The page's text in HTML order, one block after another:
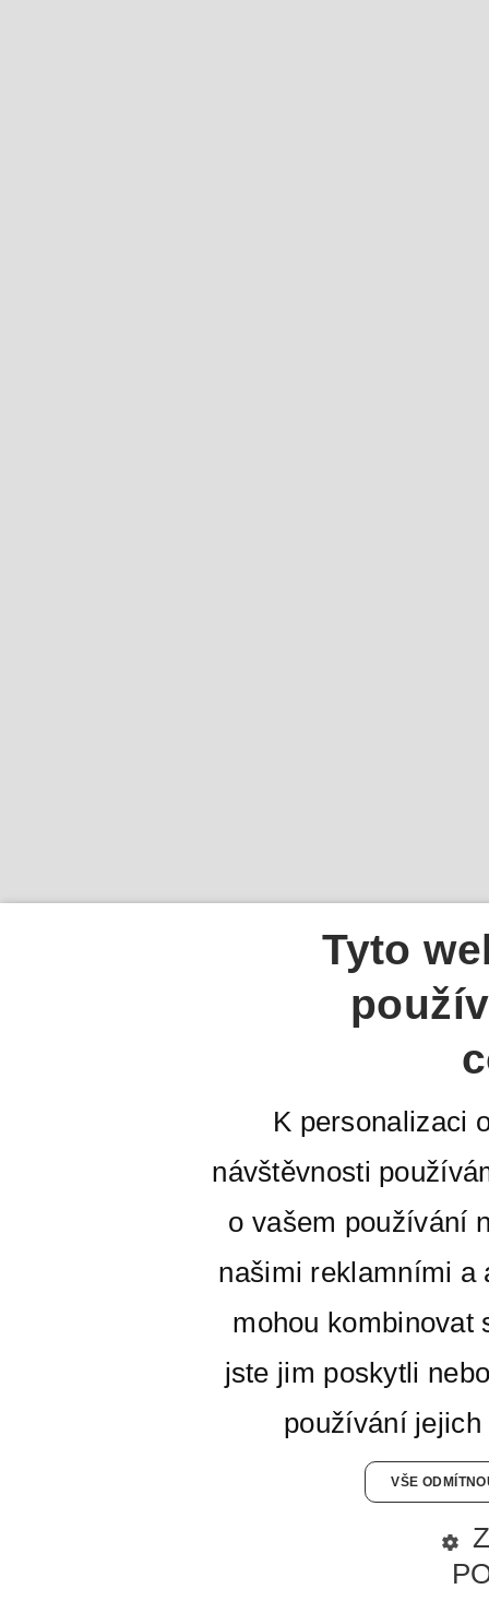
Tyto
K personalizaci
návštěvnosti
o vašem používání
našimi reklamními a
mohou kombinovat
jste jim poskytli
používání
VŠE